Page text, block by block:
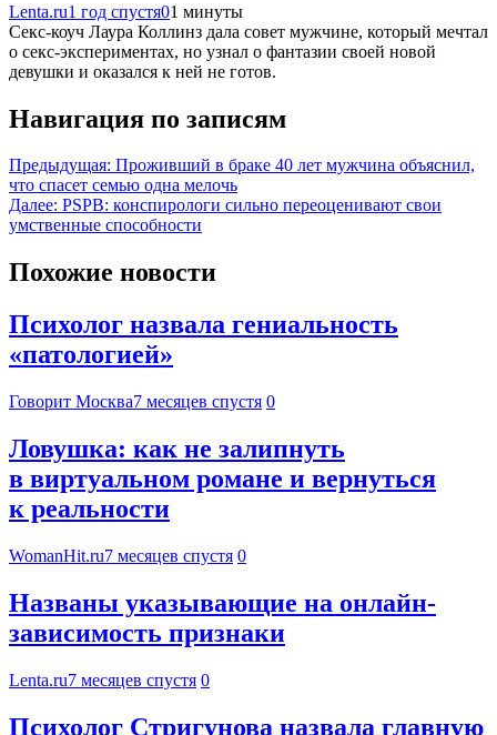
Lenta.ru1 год спустя01 минуты
Секс-коуч Лаура Коллинз дала совет мужчине, который мечтал
о секс-экспериментах, но узнал о фантазии своей новой
девушки и оказался к ней не готов.
Навигация по записям
Предыдущая: Проживший в браке 40 лет мужчина объяснил,
что спасет семью одна мелочь
Далее: PSPB: конспирологи сильно переоценивают свои
умственные способности
Похожие новости
Психолог назвала гениальность
«патологией»
Говорит Москва7 месяцев спустя 0
Ловушка: как не залипнуть
в виртуальном романе и вернуться
к реальности
WomanHit.ru7 месяцев спустя 0
Названы указывающие на онлайн-
зависимость признаки
Lenta.ru7 месяцев спустя 0
Психолог Стригунова назвала главную